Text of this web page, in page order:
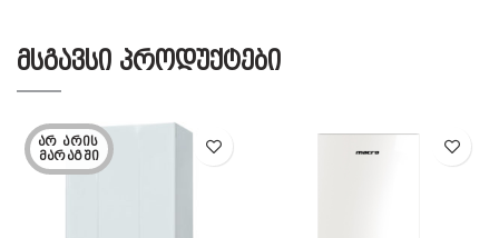
ᲛᲡᲒᲐᲕᲡᲘ ᲞᲠᲝᲓᲣᲥᲢᲔᲑᲘ
ᲐᲠ ᲐᲠᲘᲡ
ᲛᲐᲠᲐᲒᲨᲘ